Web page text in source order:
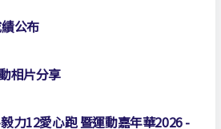
公布
相片分享
力12愛心跑 暨運動嘉年華2026 -